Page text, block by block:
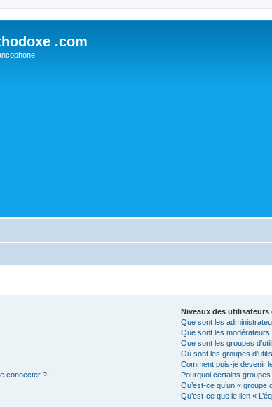
.com
connecter ?!
Niveaux des
Que sont les
Que sont les modérateurs
Que sont les groupes
Où sont les groupes
Comment puis-je devenir
Pourquoi certains
Qu’est-ce qu’un « groupe
Qu’est-ce que le lien «